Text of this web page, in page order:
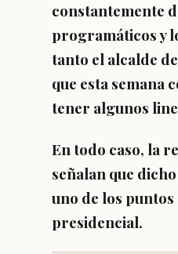
constantemente
programáticos y
tanto el alcalde
que esta semana
tener algunos
En todo caso, la
señalan que
uno de los
presidencial.